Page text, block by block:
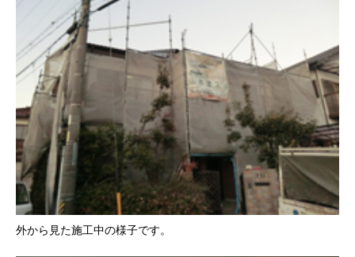
外から見た施工中の様子です。